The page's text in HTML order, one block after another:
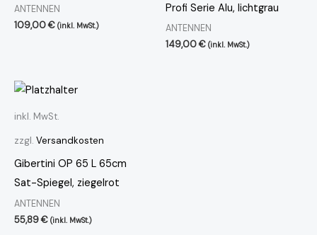
ANTENNEN
109,00€ (inkl. MwSt.)
Profi Serie Alu, lichtgrau
ANTENNEN
149,00€ (inkl. MwSt.)
inkl. MwSt.
zzgl. Versandkosten
Gibertini OP 65 L 65cm
Sat-Spiegel, ziegelrot
ANTENNEN
55,89€ (inkl. MwSt.)